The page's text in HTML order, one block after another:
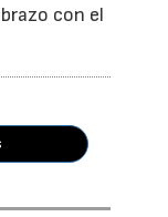
con el